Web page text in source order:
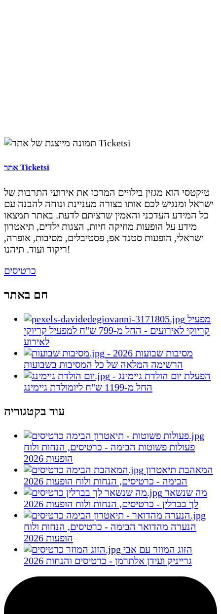
אתר Ticketsi
טיקטסי הוא מגזין בילויים המרכז את אירועי התרבות של
ישראל ומנגיש לכם אותו בצורה מעניינת ונוחה להבנה עם
כל המידע העדכני והאמין שרציתם לדעת. באתר תמצאו
מידע על הופעות מוזיקה חיות, הצגות ילדים, תיאטרון
ישראלי, הופעות סטנד אפ, פסטיבלים, מסיבות, אופרה,
ריקוד ועוד. תיהנו!
כרטיסים
חם באתר
מפעיל
קריוקי לאירועים - החל מ-799 ש"ח למפעיל קריוקי
לאירוע
מסיבות שבועות 2026 -
הרשימה המלאה של כל המסיבות בשבועות
הפעלת יום הולדת גיימינג -
החל מ-1199 ש"ח ליומולדת גיימינג
עוד בקטגוריה
פעולות פשוטות הבימה - כרטיסים, הנחות ולוח
הופעות 2026
המאהבת תיאטרון
הבימה - כרטיסים, הנחות ולוח הופעות 2026
מה שנשאר
לך בברלין - כרטיסים, הנחות ולוח הופעות 2026
הנערה מהדואר הבימה - כרטיסים, הנחות ולוח
הופעות 2026
הזוג המוזר עם אבי
גרייניק ועידן אלתרמן - כרטיסים והנחות 2026